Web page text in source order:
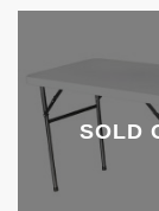
SOLD